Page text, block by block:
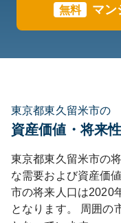
無料 マン
東京都東久留米市の
資産価値・将来性
東京都東久留米市の
な需要および資産価
市の将来人口は2020
となります。
周囲の